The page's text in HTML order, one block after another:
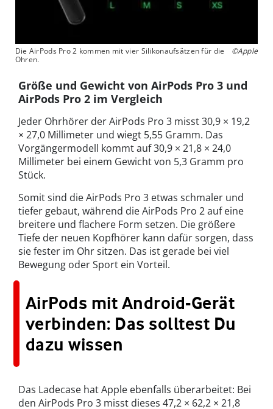
Die AirPods Pro 2 kommen mit vier Silikonaufsätzen für die
Ohren.
©Apple
Größe und Gewicht von AirPods Pro 3 und
AirPods Pro 2 im Vergleich
Jeder Ohrhörer der AirPods Pro 3 misst 30,9 × 19,2
× 27,0 Millimeter und wiegt 5,55 Gramm. Das
Vorgängermodell kommt auf 30,9 × 21,8 × 24,0
Millimeter bei einem Gewicht von 5,3 Gramm pro
Stück.
Somit sind die AirPods Pro 3 etwas schmaler und
tiefer gebaut, während die AirPods Pro 2 auf eine
breitere und flachere Form setzen. Die größere
Tiefe der neuen Kopfhörer kann dafür sorgen, dass
sie fester im Ohr sitzen. Das ist gerade bei viel
Bewegung oder Sport ein Vorteil.
AirPods mit Android-Gerät
verbinden: Das solltest Du
dazu wissen
Das Ladecase hat Apple ebenfalls überarbeitet: Bei
den AirPods Pro 3 misst dieses 47,2 × 62,2 × 21,8